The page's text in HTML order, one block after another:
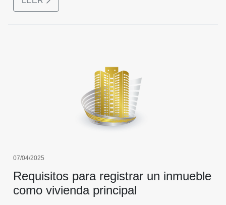
07/04/2025
Requisitos para registrar un inmueble
como vivienda principal